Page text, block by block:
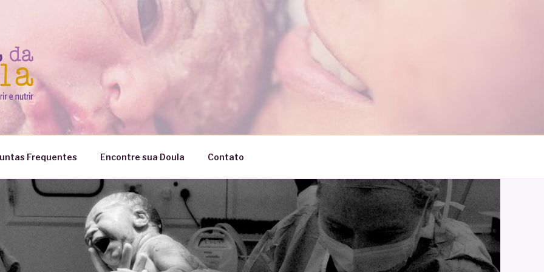
Frequentes Encontre sua Doula Contato